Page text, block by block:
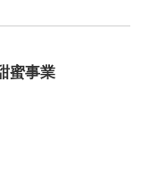
05-06 18:57:47
蜜事業